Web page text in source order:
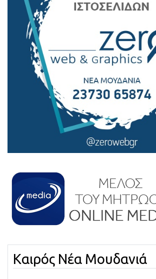
Καιρός Νέα Μουδανιά